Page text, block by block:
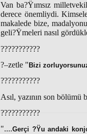
Van ba?Ÿımsız
derece önemliydi.
makaledebize,
geli?Ÿmeleri nasıl
???????????
?–zetle " Bizi
???????????
Asıl, yazının son
???????????
"....Gerçi ?Ÿu andaki